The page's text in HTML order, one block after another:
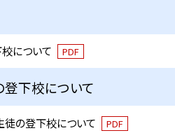
について PDF
下校について
の登下校について PDF